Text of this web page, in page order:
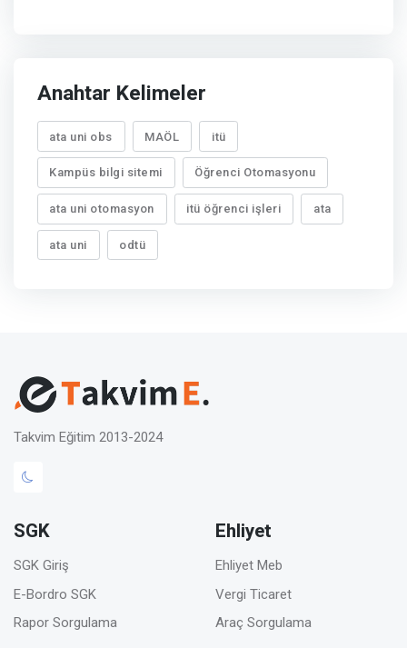
Anahtar Kelimeler
ata uni obs MAÖL itü
Kampüs bilgi sitemi Öğrenci Otomasyonu
ata uni otomasyon itü öğrenci işleri ata
ata uni odtü
Takvim Eğitim 2013-2024
SGK
SGK Giriş
E-Bordro SGK
Rapor Sorgulama
Ehliyet
Ehliyet Meb
Vergi Ticaret
Araç Sorgulama